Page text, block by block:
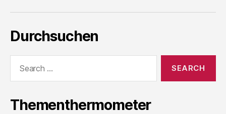
Durchsuchen
Thementhermometer